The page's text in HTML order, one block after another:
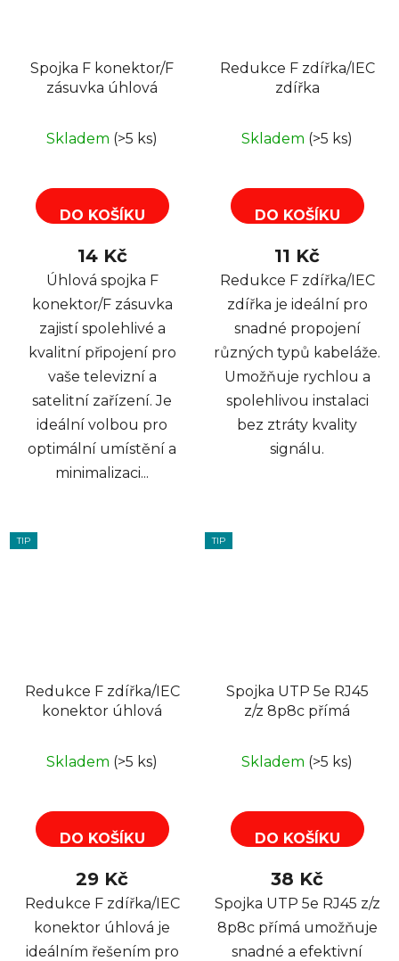
Spojka F konektor/F
zásuvka úhlová
Skladem (>5 ks)
DO KOŠÍKU
14 Kč
Úhlová spojka F
konektor/F zásuvka
zajistí spolehlivé a
kvalitní připojení pro
vaše televizní a
satelitní zařízení. Je
ideální volbou pro
optimální umístění a
minimalizaci...
Redukce F zdířka/IEC
zdířka
Skladem (>5 ks)
DO KOŠÍKU
11 Kč
Redukce F zdířka/IEC
zdířka je ideální pro
snadné propojení
různých typů kabeláže.
Umožňuje rychlou a
spolehlivou instalaci
bez ztráty kvality
signálu.
TIP
Redukce F zdířka/IEC
konektor úhlová
Skladem (>5 ks)
DO KOŠÍKU
29 Kč
Redukce F zdířka/IEC
konektor úhlová je
ideálním řešením pro
TIP
Spojka UTP 5e RJ45
z/z 8p8c přímá
Skladem (>5 ks)
DO KOŠÍKU
38 Kč
Spojka UTP 5e RJ45 z/z
8p8c přímá umožňuje
snadné a efektivní